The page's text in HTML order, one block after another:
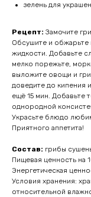
зелень для
Рецепт: Замочите
Обсушите и обжарьте
жидкости. Добавьте
мелко порежьте,
выложите овощи и
доведите до кипения
ещё 15 мин. Добавьте
однородной
Украсьте блюдо
Приятного аппетита!
Состав: грибы
Пищевая ценность на
Энергетическая
Условия хранения:
относительной